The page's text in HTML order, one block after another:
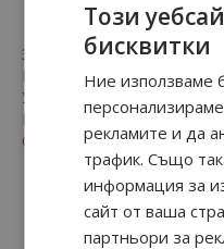
Заплащане и доставка
Безопасност
Условия за ползване
Рекламации и право на
Онлайн решаване на
Този
бисквитки
Ние използваме
рекламите и да
трафик. Също
информация за
сайт от ваша
партньори за